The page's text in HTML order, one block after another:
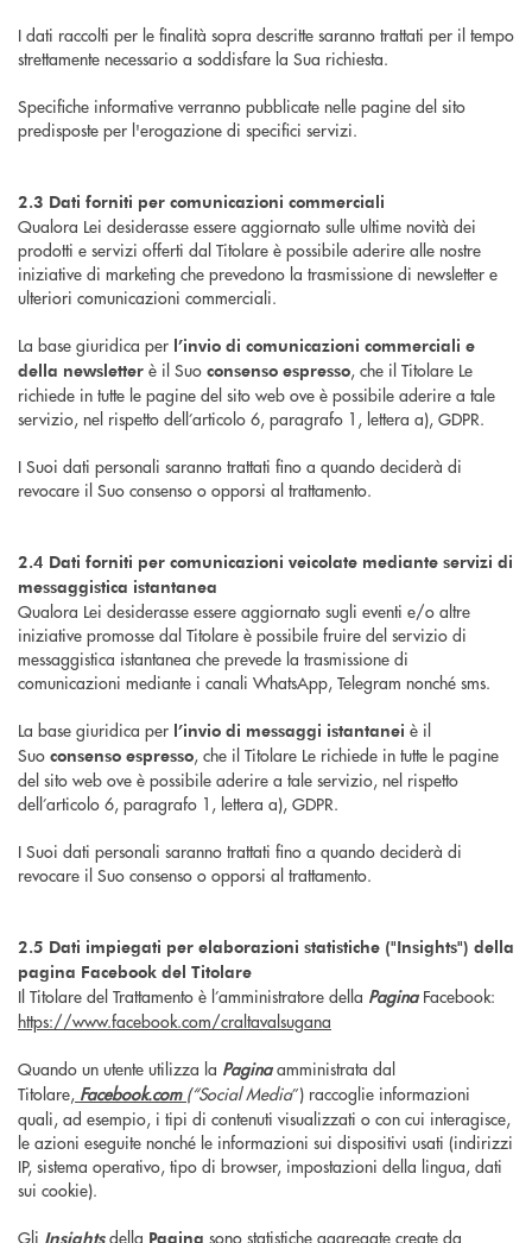
I dati raccolti per le finalità sopra descritte saranno trattati per il tempo
strettamente necessario a soddisfare la Sua richiesta.
Specifiche informative verranno pubblicate nelle pagine del sito
predisposte per l'erogazione di specifici servizi.
2.3 Dati forniti per comunicazioni commerciali
Qualora Lei desiderasse essere aggiornato sulle ultime novità dei
prodotti e servizi offerti dal Titolare è possibile aderire alle nostre
iniziative di marketing che prevedono la trasmissione di newsletter e
ulteriori comunicazioni commerciali.
La base giuridica per l’invio di comunicazioni commerciali e
della newsletter è il Suo consenso espresso, che il Titolare Le
richiede in tutte le pagine del sito web ove è possibile aderire a tale
servizio, nel rispetto dell’articolo 6, paragrafo 1, lettera a), GDPR.
I Suoi dati personali saranno trattati fino a quando deciderà di
revocare il Suo consenso o opporsi al trattamento.
2.4 Dati forniti per comunicazioni veicolate mediante servizi di
messaggistica istantanea
Qualora Lei desiderasse essere aggiornato sugli eventi e/o altre
iniziative promosse dal Titolare è possibile fruire del servizio di
messaggistica istantanea che prevede la trasmissione di
comunicazioni mediante i canali WhatsApp, Telegram nonché sms.
La base giuridica per l’invio di messaggi istantanei è il
Suo consenso espresso, che il Titolare Le richiede in tutte le pagine
del sito web ove è possibile aderire a tale servizio, nel rispetto
dell’articolo 6, paragrafo 1, lettera a), GDPR.
I Suoi dati personali saranno trattati fino a quando deciderà di
revocare il Suo consenso o opporsi al trattamento.
2.5 Dati impiegati per elaborazioni statistiche ("Insights") della
pagina Facebook del Titolare
Il Titolare del Trattamento è l’amministratore della PaginaFacebook:
https://www.facebook.com/craltavalsugana
Quando un utente utilizza la Paginaamministrata dal
Titolare, Facebook.com (“Social Media”) raccoglie informazioni
quali, ad esempio, i tipi di contenuti visualizzati o con cui interagisce,
le azioni eseguite nonché le informazioni sui dispositivi usati (indirizzi
IP, sistema operativo, tipo di browser, impostazioni della lingua, dati
sui cookie).
Gli Insights della Pagina sono statistiche aggregate create da